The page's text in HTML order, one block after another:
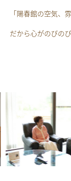
「陽春館の空気、
だから心がのびの